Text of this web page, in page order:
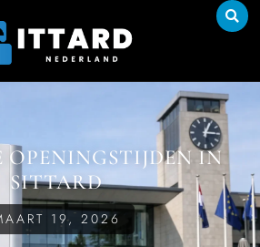
OPENINGSTIJDEN IN
SITTARD
19, 2026